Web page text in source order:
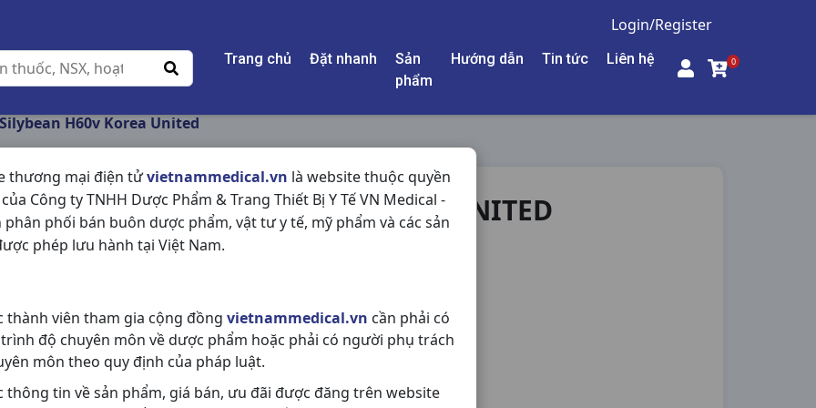
Login/Register
Trang chủ Đặt nhanh
Sản
phẩm
Hướng dẫn Tin tức Liên hệ 0
thương mại điện tửvietnammedical.vn là website thuộc quyền
Công ty TNHH Dược Phẩm & Trang Thiết Bị Y Tế VN Medical -
phân phối bán buôn dược phẩm, vật tư y tế, mỹ phẩm và các sản
phép lưu hành tại Việt Nam.
thành viên tham gia cộng đồng vietnammedical.vn cần phải có
độ chuyên môn về dược phẩm hoặc phải có người phụ trách
môn theo quy định của pháp luật.
thông tin về sản phẩm, giá bán, ưu đãi được đăng trên website
Silybean H60v Korea United
SILYBEAN H60V KOREA UNITED
NSX:Korea United
Chia sẻ qua mạng xã hội: